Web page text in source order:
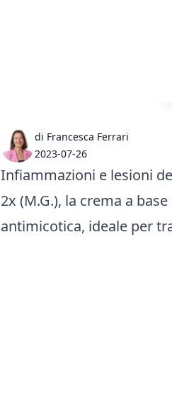
di Francesca Ferrari
2023-07-26
Infiammazioni e lesioni
2x (M.G.), la crema a
antimicotica, ideale per